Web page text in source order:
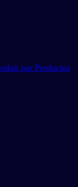
par Productea